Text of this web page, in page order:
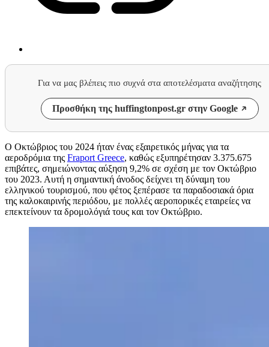
Για να μας βλέπεις πιο συχνά στα αποτελέσματα αναζήτησης
Προσθήκη της huffingtonpost.gr στην Google
Ο Οκτώβριος του 2024 ήταν ένας εξαιρετικός μήνας για τα
αεροδρόμια της Fraport Greece, καθώς εξυπηρέτησαν 3.375.675
επιβάτες, σημειώνοντας αύξηση 9,2% σε σχέση με τον Οκτώβριο
του 2023. Αυτή η σημαντική άνοδος δείχνει τη δύναμη του
ελληνικού τουρισμού, που φέτος ξεπέρασε τα παραδοσιακά όρια
της καλοκαιρινής περιόδου, με πολλές αεροπορικές εταιρείες να
επεκτείνουν τα δρομολόγιά τους και τον Οκτώβριο.